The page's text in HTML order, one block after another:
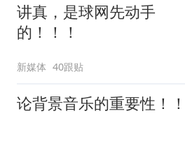
讲真，是球网先动手
的！！！
新媒体 40跟贴
论背景音乐的重要性！！